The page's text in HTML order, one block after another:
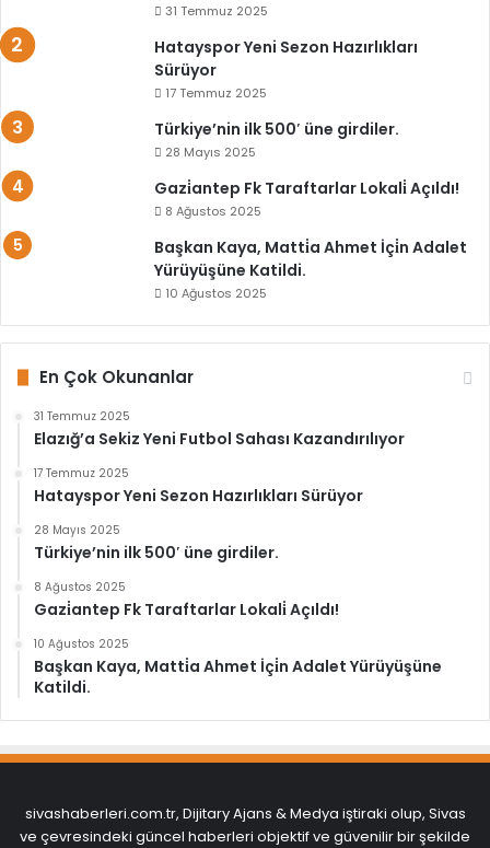
31 Temmuz 2025
Hatayspor Yeni Sezon Hazırlıkları
Sürüyor
17 Temmuz 2025
Türkiye’nin ilk 500′ üne girdiler.
28 Mayıs 2025
Gazi̇antep Fk Taraftarlar Lokali̇ Açıldı!
8 Ağustos 2025
Başkan Kaya, Matti̇a Ahmet İçi̇n Adalet
Yürüyüşüne Katildi.
10 Ağustos 2025
En Çok Okunanlar
31 Temmuz 2025
Elazığ’a Sekiz Yeni Futbol Sahası Kazandırılıyor
17 Temmuz 2025
Hatayspor Yeni Sezon Hazırlıkları Sürüyor
28 Mayıs 2025
Türkiye’nin ilk 500′ üne girdiler.
8 Ağustos 2025
Gazi̇antep Fk Taraftarlar Lokali̇ Açıldı!
10 Ağustos 2025
Başkan Kaya, Matti̇a Ahmet İçi̇n Adalet Yürüyüşüne
Katildi.
sivashaberleri.com.tr, Dijitary Ajans & Medya iştiraki olup, Sivas
ve çevresindeki güncel haberleri objektif ve güvenilir bir şekilde